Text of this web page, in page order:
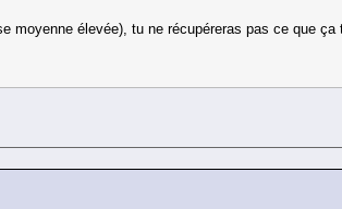
moyenne élevée), tu ne récupéreras pas ce que ça